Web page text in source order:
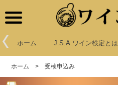
ホーム J.S.A.ワイン検定とは
ホーム >受検申込み